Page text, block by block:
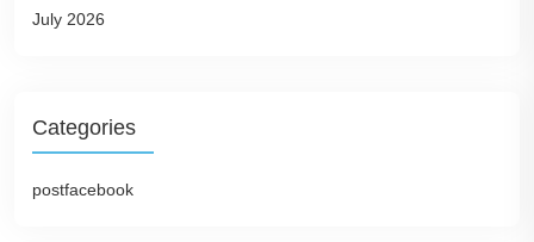
July 2026
Categories
postfacebook